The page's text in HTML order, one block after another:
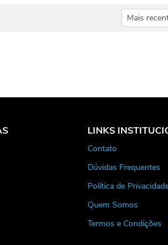
LINKS
Contato
Dúvidas Frequentes
Política de
Quem Somos
Termos e Condições